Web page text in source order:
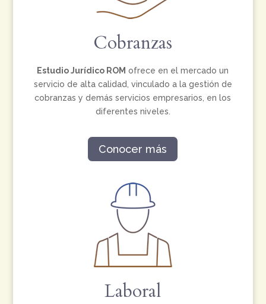
Cobranzas
Estudio Jurídico ROM ofrece en el mercado un
servicio de alta calidad, vinculado a la gestión de
cobranzas y demás servicios empresarios, en los
diferentes niveles.
Conocer más
Laboral